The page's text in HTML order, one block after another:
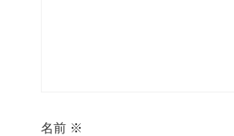
名前 ※